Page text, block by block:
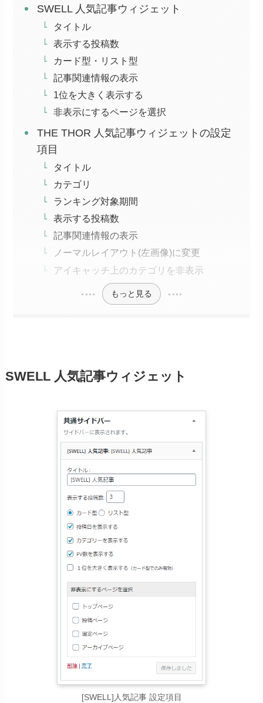
SWELL 人気記事ウィジェット
タイトル
表示する投稿数
カード型・リスト型
記事関連情報の表示
1位を大きく表示する
非表示にするページを選択
THE THOR 人気記事ウィジェットの設定
項目
タイトル
カテゴリ
ランキング対象期間
表示する投稿数
記事関連情報の表示
ノーマルレイアウト(左画像)に変更
アイキャッチ上のカテゴリを非表示
もっと見る
SWELL 人気記事ウィジェット
[SWELL]人気記事 設定項目